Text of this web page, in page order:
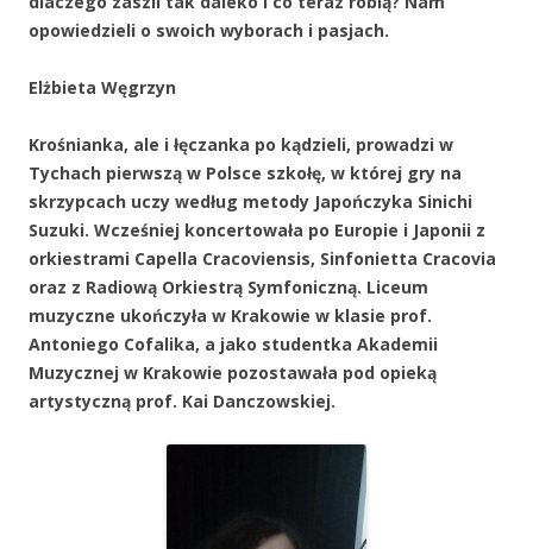
opowiedzieli o swoich wyborach i pasjach.
Elżbieta Węgrzyn
Krośnianka, ale i łęczanka po kądzieli, prowadzi w
Tychach pierwszą w Polsce szkołę, w której gry na
skrzypcach uczy według metody Japończyka Sinichi
Suzuki. Wcześniej koncertowała po Europie i Japonii z
orkiestrami Capella Cracoviensis, Sinfonietta Cracovia
oraz z Radiową Orkiestrą Symfoniczną. Liceum
muzyczne ukończyła w Krakowie w klasie prof.
Antoniego Cofalika, a jako studentka Akademii
Muzycznej w Krakowie pozostawała pod opieką
artystyczną prof. Kai Danczowskiej.